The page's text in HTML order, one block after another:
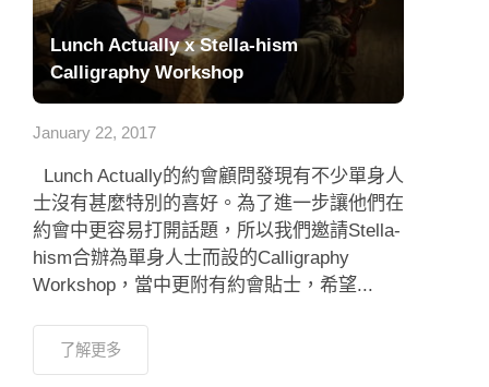
Lunch Actually x Stella-hism
Calligraphy Workshop
January 22, 2017
Lunch Actually的約會顧問發現有不少單身人
士沒有甚麼特別的喜好。為了進一步讓他們在
約會中更容易打開話題，所以我們邀請Stella-
hism合辦為單身人士而設的Calligraphy
Workshop，當中更附有約會貼士，希望...
了解更多